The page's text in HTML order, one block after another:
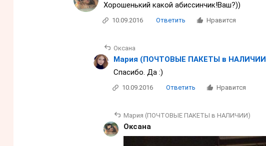
Хорошенький какой абиссинчик!Ваш?))
10.09.2016 Ответить Нравится
Оксана
Мария (ПОЧТОВЫЕ ПАКЕТЫ в
Спасибо. Да :)
10.09.2016 Ответить Нравится
Мария (ПОЧТОВЫЕ ПАКЕТЫ в НАЛИЧИИ)
Оксана